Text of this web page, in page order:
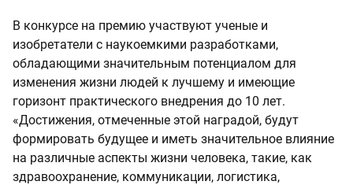
В конкурсе на премию участвуют ученые и
изобретатели с наукоемкими разработками,
обладающими значительным потенциалом для
изменения жизни людей к лучшему и имеющие
горизонт практического внедрения до 10 лет.
«Достижения, отмеченные этой наградой, будут
формировать будущее и иметь значительное влияние
на различные аспекты жизни человека, такие, как
здравоохранение, коммуникации, логистика,